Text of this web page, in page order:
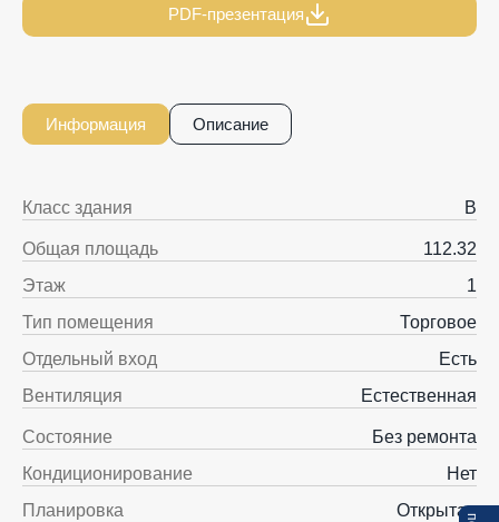
PDF-презентация
Информация Описание
Класс здания B
Общая площадь
112.32
Этаж
1
Тип помещения
Торговое
Отдельный вход
Есть
Вентиляция
Естественная
Состояние
Без ремонта
Кондиционирование
Нет
Планировка
Открытая